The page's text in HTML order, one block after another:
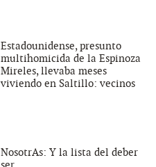
Estadounidense, presunto
multihomicida de la Espinoza
Mireles, llevaba meses
viviendo en Saltillo: vecinos
NosotrAs: Y la lista del deber